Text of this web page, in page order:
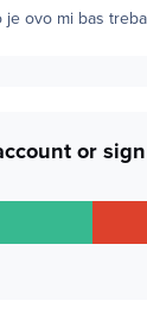
je ovo mi bas
or